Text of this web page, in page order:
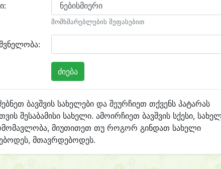
მომხმარებლების შეფასებით
ბავშვის სახელები და შეურჩიეთ თქვენს პატარას
შესაბამისი სახელი. ამოირჩიეთ ბავშვის სქესი,
მიუთითეთ თუ როგორ გინდათ სახელი
მთავრდებოდეს.